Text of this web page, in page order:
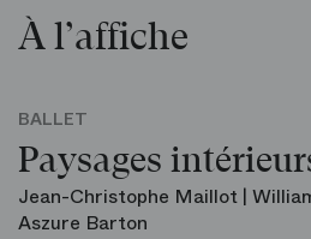
À l’affiche
BALLET
Paysages
Jean-Christophe Maillot |
Aszure Barton